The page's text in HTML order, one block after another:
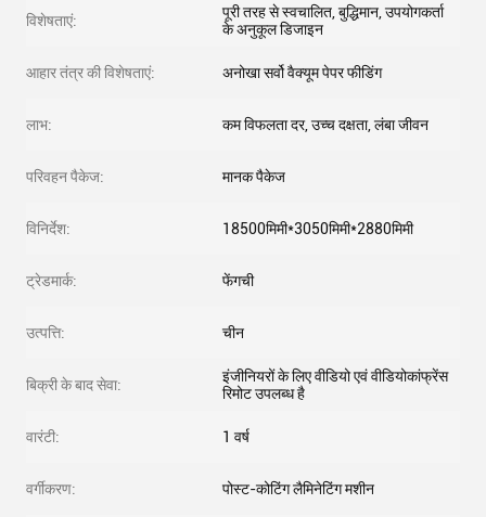
विशेषताएं:
पूरी तरह से स्वचालित, बुद्धिमान, उपयोगकर्ता
के अनुकूल डिजाइन
आहार तंत्र की विशेषताएं: अनोखा सर्वो वैक्यूम पेपर फीडिंग
लाभ: कम विफलता दर, उच्च दक्षता, लंबा जीवन
परिवहन पैकेज: मानक पैकेज
विनिर्देश: 18500मिमी*3050मिमी*2880मिमी
ट्रेडमार्क: फेंगची
उत्पत्ति: चीन
बिक्री के बाद सेवा:
इंजीनियरों के लिए वीडियो एवं वीडियोकांफ्रेंस
रिमोट उपलब्ध है
वारंटी: 1 वर्ष
वर्गीकरण: पोस्ट-कोटिंग लैमिनेटिंग मशीन